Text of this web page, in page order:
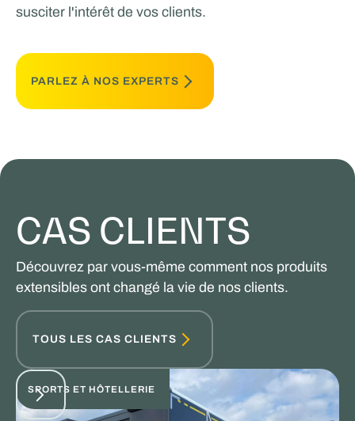
susciter l'intérêt de vos clients.
PARLEZ À NOS EXPERTS
CAS CLIENTS
Découvrez par vous-même comment nos produits
extensibles ont changé la vie de nos clients.
TOUS LES CAS CLIENTS
SPORTS ET HÔTELLERIE